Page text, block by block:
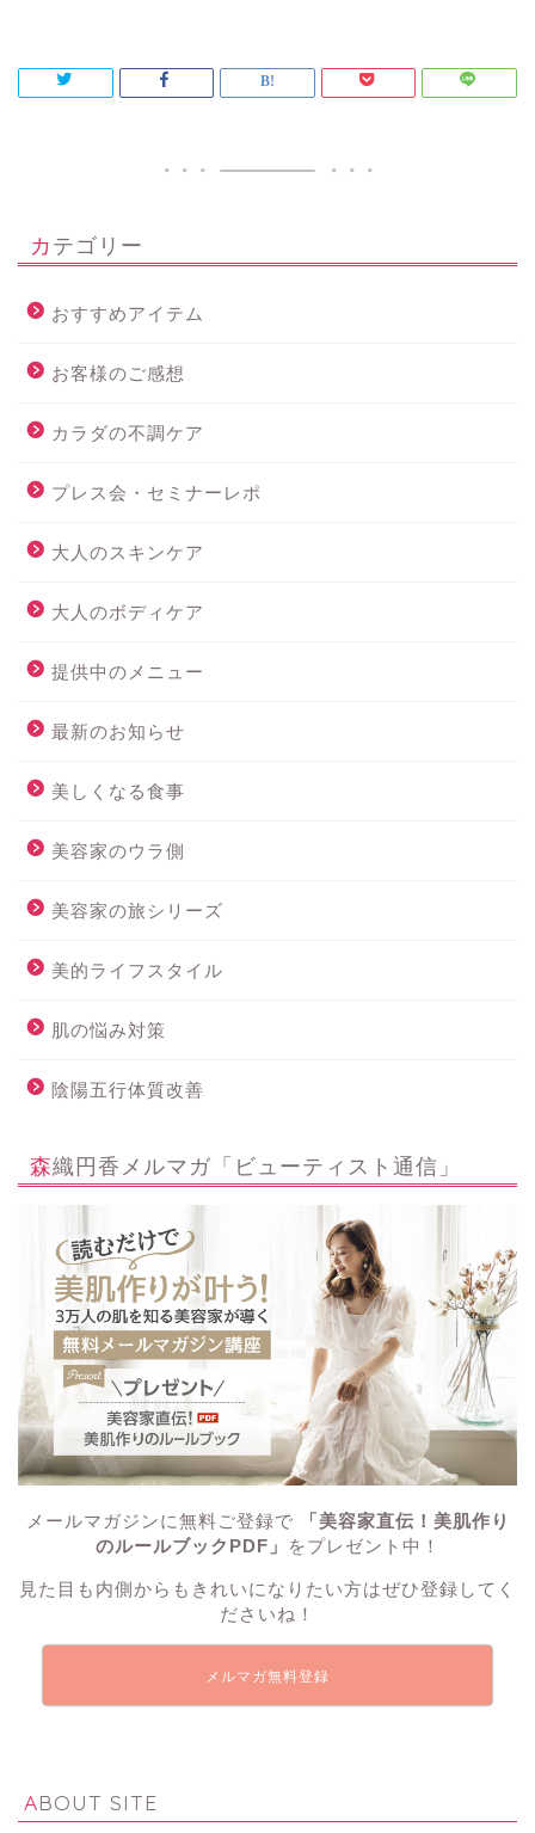
カテゴリー
おすすめアイテム
お客様のご感想
カラダの不調ケア
プレス会・セミナーレポ
大人のスキンケア
大人のボディケア
提供中のメニュー
最新のお知らせ
美しくなる食事
美容家のウラ側
美容家の旅シリーズ
美的ライフスタイル
肌の悩み対策
陰陽五行体質改善
森織円香メルマガ「ビューティスト通信」
メールマガジンに無料ご登録で
「美容家直伝！美肌作り
のルールブックPDF」
をプレゼント中！
見た目も内側からもきれいになりたい方はぜひ登録してく
ださいね！
メルマガ無料登録
ABOUT SITE